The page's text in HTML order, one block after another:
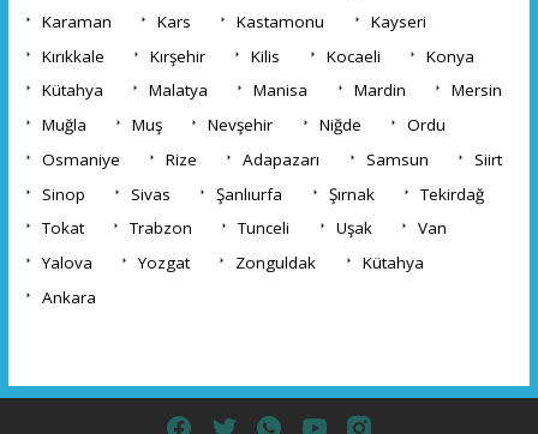
Karaman
Kars Kastamonu
Kayseri
Kırıkkale
Kırşehir Kilis Kocaeli
Konya
Kütahya
Malatya Manisa Mardin
Mersin
Muğla
Muş Nevşehir Niğde
Ordu
Osmaniye
Rize Adapazarı Samsun
Siirt
Sinop
Sivas Şanlıurfa Şırnak
Tekirdağ
Tokat
Trabzon Tunceli Uşak
Van
Yalova
Yozgat Zonguldak
Kütahya
Ankara